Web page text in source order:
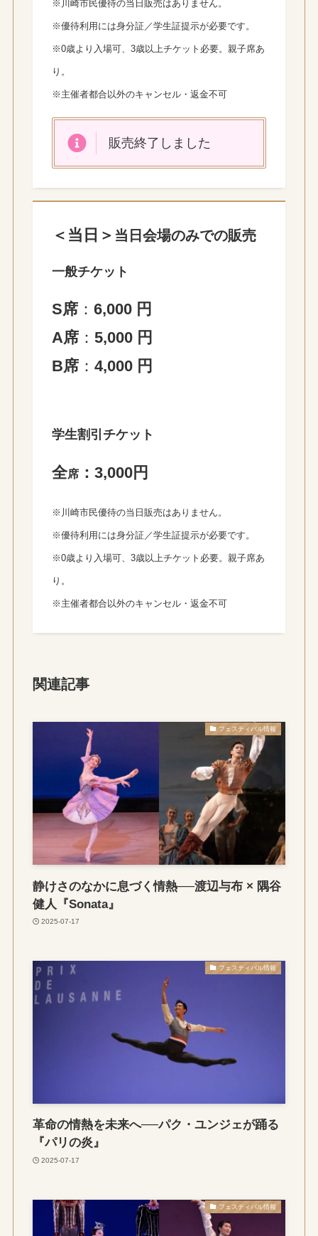
※川崎市民優待の当日販売はありません。
※優待利用には身分証／学生証提示が必要です。
※0歳より入場可、3歳以上チケット必要。親子席あ
り。
※主催者都合以外のキャンセル・返金不可
販売終了しました
＜当日＞ 当日会場のみでの販売
一般チケット
S席： 6,000 円
A席： 5,000 円
B席： 4,000 円
学生割引 チケット
全席：3,000円
※川崎市民優待の当日販売はありません。
※優待利用には身分証／学生証提示が必要です。
※0歳より入場可、3歳以上チケット必要。親子席あ
り。
※主催者都合以外のキャンセル・返金不可
関連記事
フェスティバル情報
静けさのなかに息づく情熱──渡辺与布 × 隅谷
健人『Sonata』
2025-07-17
フェスティバル情報
革命の情熱を未来へ──パク・ユンジェが踊る
『パリの炎』
2025-07-17
フェスティバル情報